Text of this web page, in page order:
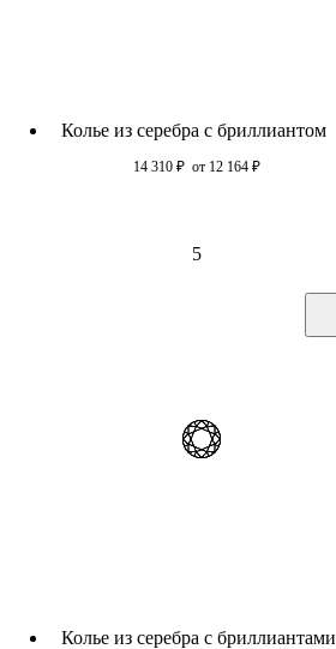
Колье из серебра с бриллиантом
14 310 ₽ от 12 164 ₽
5
Колье из серебра c бриллиантами